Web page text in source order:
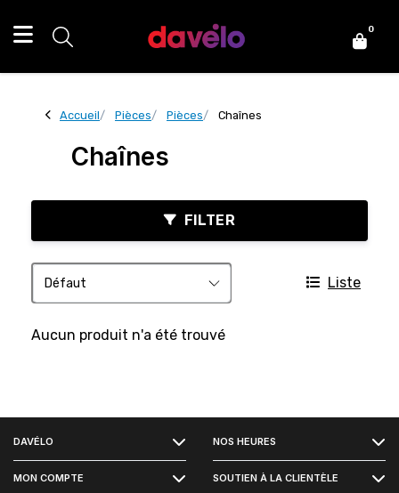
0
Accueil Pièces Pièces Chaînes
Chaînes
FILTER
Liste
Aucun produit n'a été trouvé
DAVÉLO NOS HEURES
MON COMPTE SOUTIEN À LA CLIENTÈLE